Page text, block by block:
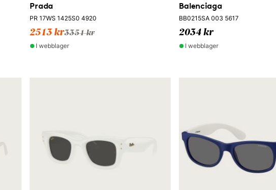
Prada
PR 17WS 1425S0 4920
2513 kr3351 kr
I webblager
Balenciaga
BB0215SA 003 5617
2034 kr
I webblager